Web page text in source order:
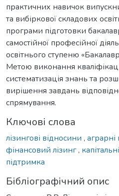
практичних навичок
та вибіркової складових
програми підготовки
самостійної професійної
освітнього ступеню
Метою виконання
систематизація знань та
вирішення завдань
спрямування.
Ключові слова
лізингові відносини , аграрні
фінансовий лізинг,
підтримка
Бібліографічний опис